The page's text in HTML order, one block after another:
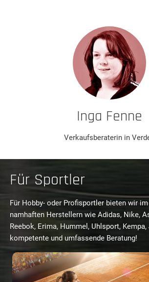
Inga Fenne
Verkaufsberaterin in
Für Sportler
Für Hobby- oder Profisportler bieten wir
namhaften Herstellern wie Adidas, Nike,
Reebok, Erima, Hummel, Uhlsport,
kompetente und umfassende Beratung!